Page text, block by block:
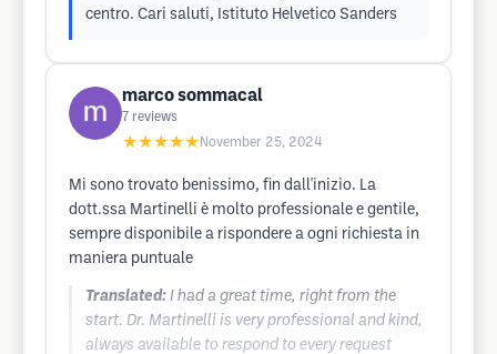
centro. Cari saluti, Istituto Helvetico Sanders
marco sommacal
7 reviews
★★★★★ November 25, 2024
Mi sono trovato benissimo, fin dall'inizio. La
dott.ssa Martinelli è molto professionale e gentile,
sempre disponibile a rispondere a ogni richiesta in
maniera puntuale
Translated: I had a great time, right from the
start. Dr. Martinelli is very professional and kind,
always available to respond to every request